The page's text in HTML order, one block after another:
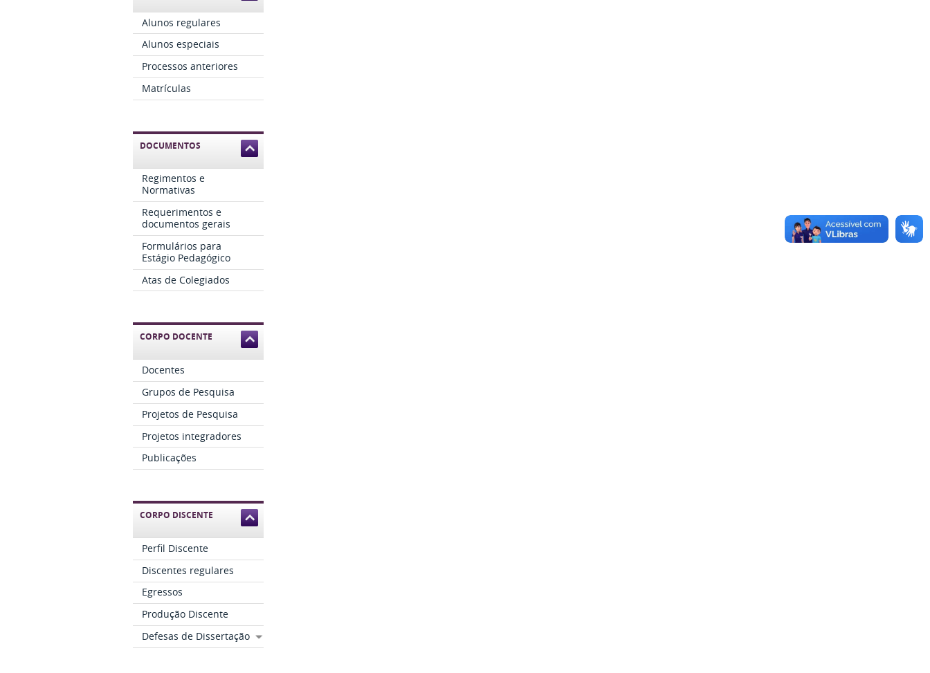
Alunos regulares
Alunos especiais
Processos anteriores
Matrículas
DOCUMENTOS
Regimentos e
Normativas
Requerimentos e
documentos gerais
Formulários para
Estágio Pedagógico
Atas de Colegiados
CORPO DOCENTE
Docentes
Grupos de Pesquisa
Projetos de Pesquisa
Projetos integradores
Publicações
CORPO DISCENTE
Perfil Discente
Discentes regulares
Egressos
Produção Discente
Defesas de Dissertação